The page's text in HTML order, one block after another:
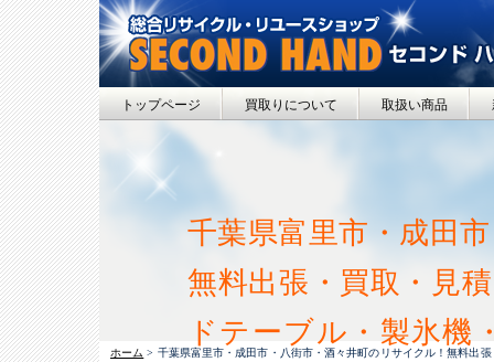
トップページ 買取りについて 取扱い商品
千葉県富里市・成田
無料出張・買取・見
ドテーブル・製氷機
ホーム > 千葉県富里市・成田市・八街市・酒々井町のリサイクル！無料出